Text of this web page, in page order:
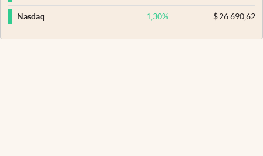
Nasdaq 1,30% $26.690,62